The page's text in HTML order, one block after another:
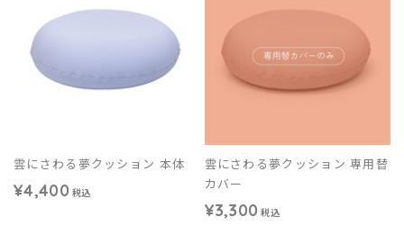
雲にさわる夢クッション 本体
¥4,400 税込
雲にさわる夢クッション 専用替
カバー
¥3,300 税込